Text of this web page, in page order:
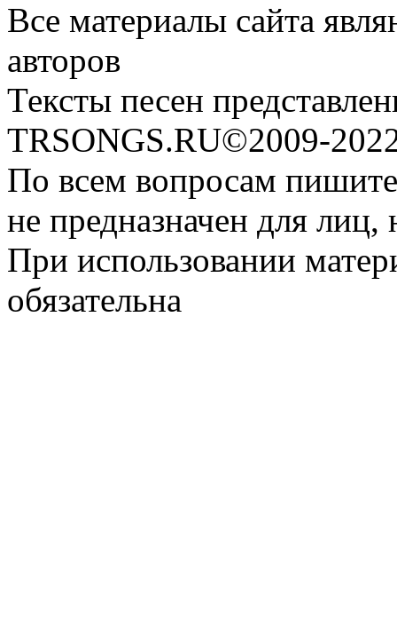
Все материалы сайта
авторов
Тексты песен
TRSONGS.RU©2009-
По всем вопросам
не предназначен для
При использовании
обязательна